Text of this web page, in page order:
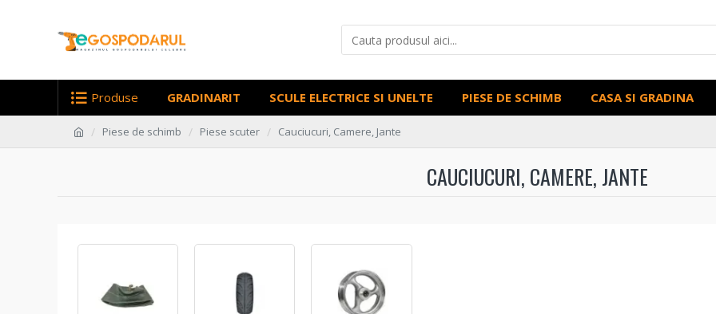
Produse GRADINARIT SCULE ELECTRICE SI UNELTE PIESE DE SCHIMB CASA SI GRADINA
Piese de schimb Piese scuter Cauciucuri, Camere, Jante
CAUCIUCURI, CAMERE, JANTE